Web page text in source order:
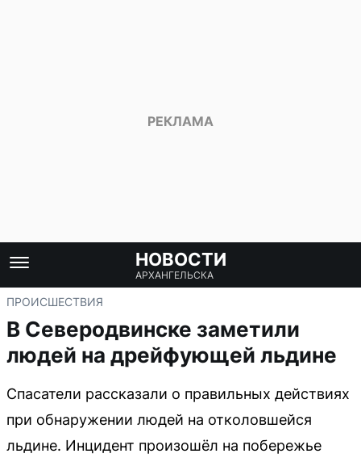
НОВОСТИ
АРХАНГЕЛЬСКА
ПРОИСШЕСТВИЯ
В Северодвинске заметили
людей на дрейфующей льдине
Спасатели рассказали о правильных действиях
при обнаружении людей на отколовшейся
льдине. Инцидент произошёл на побережье